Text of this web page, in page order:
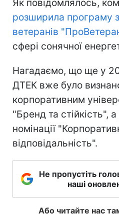
Як повідомлялось,
розширила програму
ветеранів
сфері сонячної
Нагадаємо, що ще у
ДТЕК вже було
корпоративним
"Бренд та стійкість",
номінації
відповідальність".
Не пропустіть
наші
Або читайте нас